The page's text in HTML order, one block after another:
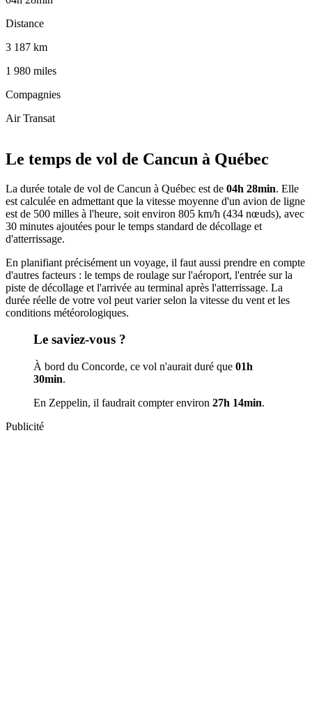
Distance
3 187 km
1 980 miles
Compagnies
Air Transat
+
Le temps de vol de Cancun à Québec
La durée totale de vol de Cancun à Québec est de 04h 28min. Elle
est calculée en admettant que la vitesse moyenne d'un avion de ligne
est de 500 milles à l'heure, soit environ 805 km/h (434 nœuds), avec
30 minutes ajoutées pour le temps standard de décollage et
d'atterrissage.
En planifiant précisément un voyage, il faut aussi prendre en compte
d'autres facteurs : le temps de roulage sur l'aéroport, l'entrée sur la
piste de décollage et l'arrivée au terminal après l'atterrissage. La
durée réelle de votre vol peut varier selon la vitesse du vent et les
conditions météorologiques.
Le saviez-vous ?
À bord du Concorde, ce vol n'aurait duré que 01h
30min.
En Zeppelin, il faudrait compter environ 27h 14min.
Publicité